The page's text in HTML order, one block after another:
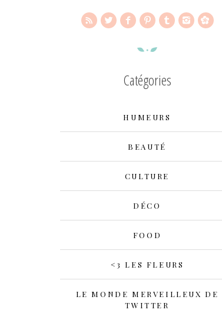
Catégories
HUMEURS
BEAUTÉ
CULTURE
DÉCO
FOOD
<3 LES FLEURS
LE MONDE MERVEILLEUX DE
TWITTER